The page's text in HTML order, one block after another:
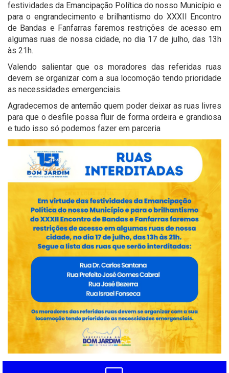
festividades da Emancipação Política do nosso Município e
para o engrandecimento e brilhantismo do XXXII Encontro
de Bandas e Fanfarras faremos restrições de acesso em
algumas ruas de nossa cidade, no dia 17 de julho, das 13h
às 21h.
Valendo salientar que os moradores das referidas ruas
devem se organizar com a sua locomoção tendo prioridade
as necessidades emergenciais.
Agradecemos de antemão quem poder deixar as ruas livres
para que o desfile possa fluir de forma ordeira e grandiosa
e tudo isso só podemos fazer em parceria